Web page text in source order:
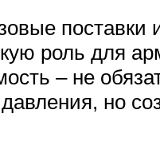
поставки
роль для
– не
но